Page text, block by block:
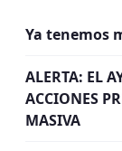
sur de la
IMPORTANTE
Ya tenemos
ALERTA: EL
ACCIONES
MASIVA